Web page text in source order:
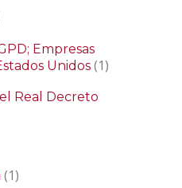
Empresas
Unidos (1)
Real Decreto
(1)